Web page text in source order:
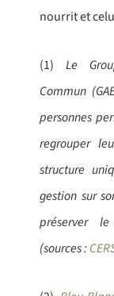
nourrit et
(1) Le
Commun
personnes
regrouper
structure
gestion sur
préserver
(sources :